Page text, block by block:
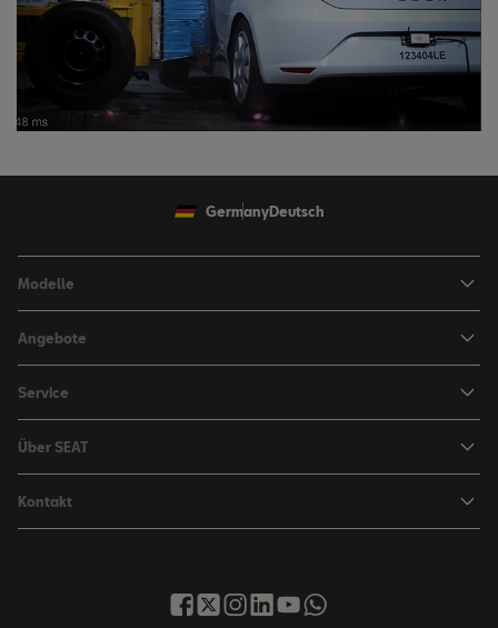
GermanyDeutsch
Modelle
Arona
Leon
Leon Sportstourer
SEAT Ateca Compact SUV (discontinued)
Angebote
Sondermodelle
SEAT FOR BUSINESS Angebote
Gebrauchtfahrzeuge
Finanzdienstleistung
Sommer Service Aktion
Service
Smartphone Kompatibilität
Senderlogos
Über SEAT
News & Events
Integrität & Compliance
Kontakt
Online Service-Terminbuchung